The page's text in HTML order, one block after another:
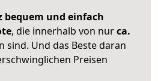
bequem und einfach
, die innerhalb von nurca.
sind. Und das Beste daran
Preisen